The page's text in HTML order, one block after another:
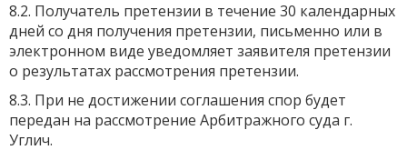
8.2. Получатель претензии в течение 30 календарных
дней со дня получения претензии, письменно или в
электронном виде уведомляет заявителя претензии
о результатах рассмотрения претензии.
8.3. При не достижении соглашения спор будет
передан на рассмотрение Арбитражного суда г.
Углич.